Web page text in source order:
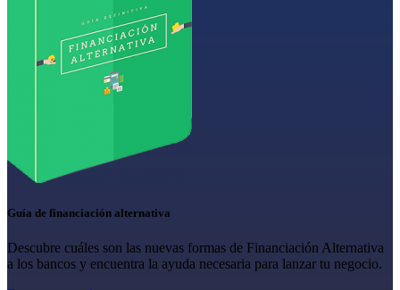
Guía de financiación alternativa
Descubre cuáles son las nuevas formas de Financiación Alternativa
a los bancos y encuentra la ayuda necesaria para lanzar tu negocio.